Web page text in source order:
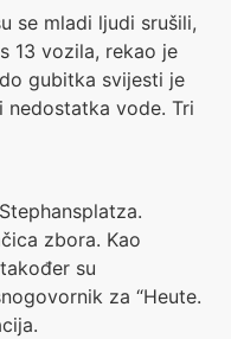
se mladi ljudi srušili,
13 vozila, rekao je
gubitka svijesti je
vode. Tri
zbora. Kao
su
za “Heute.